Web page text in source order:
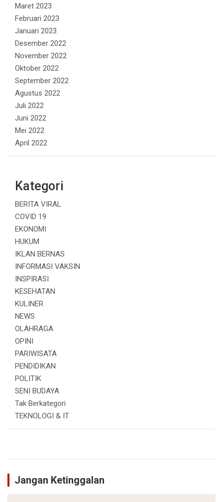
Maret 2023
Februari 2023
Januari 2023
Desember 2022
November 2022
Oktober 2022
September 2022
Agustus 2022
Juli 2022
Juni 2022
Mei 2022
April 2022
Kategori
BERITA VIRAL
COVID 19
EKONOMI
HUKUM
IKLAN BERNAS
INFORMASI VAKSIN
INSPIRASI
KESEHATAN
KULINER
NEWS
OLAHRAGA
OPINI
PARIWISATA
PENDIDIKAN
POLITIK
SENI BUDAYA
Tak Berkategori
TEKNOLOGI & IT
Jangan Ketinggalan